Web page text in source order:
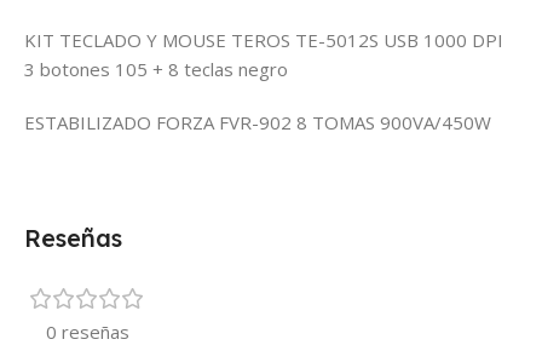
KIT TECLADO Y MOUSE TEROS TE-5012S USB 1000 DPI
3 botones 105 + 8 teclas negro
ESTABILIZADO FORZA FVR-902 8 TOMAS 900VA/450W
Reseñas
0 reseñas